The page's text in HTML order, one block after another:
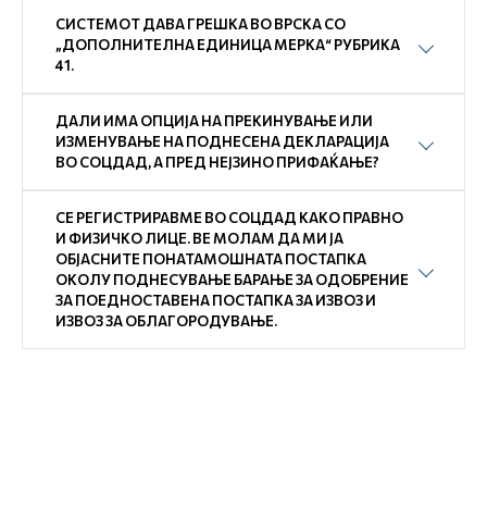
СИСТЕМОТ ДАВА ГРЕШКА ВО ВРСКА СО
„ДОПОЛНИТЕЛНА ЕДИНИЦА МЕРКА“ РУБРИКА
41.
ДАЛИ ИМА ОПЦИЈА НА ПРЕКИНУВАЊЕ ИЛИ
ИЗМЕНУВАЊЕ НА ПОДНЕСЕНА ДЕКЛАРАЦИЈА
ВО СОЦДАД, А ПРЕД НЕЈЗИНО ПРИФАЌАЊЕ?
СЕ РЕГИСТРИРАВМЕ ВО СОЦДАД КАКО ПРАВНО
И ФИЗИЧКО ЛИЦЕ. ВЕ МОЛАМ ДА МИ ЈА
ОБЈАСНИТЕ ПОНАТАМОШНАТА ПОСТАПКА
ОКОЛУ ПОДНЕСУВАЊЕ БАРАЊЕ ЗА ОДОБРЕНИЕ
ЗА ПОЕДНОСТАВЕНА ПОСТАПКА ЗА ИЗВОЗ И
ИЗВОЗ ЗА ОБЛАГОРОДУВАЊЕ.